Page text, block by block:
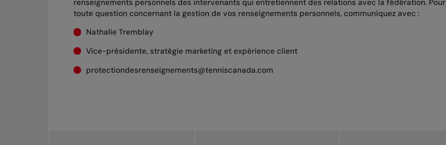
renseignements personnels des intervenants qui entretiennent des relations avec la fédération. Pour
toute question concernant la gestion de vos renseignements personnels, communiquez avec :
Nathalie Tremblay
Vice-présidente, stratégie marketing et expérience client
protectiondesrenseignements@tenniscanada.com